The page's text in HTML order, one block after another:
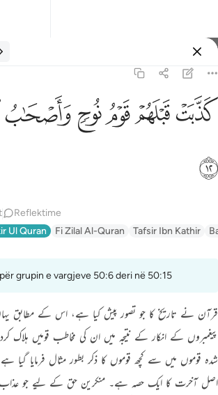
كذبت قبلهم قوم نوح
كَذَّبَتْ قَبْلَهُمْ قَوْمُ نُوحٍۢ
ﲫﲬﲭﲮﲯ
ﲲ
Reflektime
Ul Quran Fi Zilal Al-Quran Tafsir Ibn Kathir
grupin e vargjeve 50:6 deri në 50:15
قرآن نے تاریخ کا جو تصور پیش کیا ہے، اس کے مطابق
پیغمبروں کے انکار کے نتیجہ میں ان کی مخاطب قومیں ہلاک
شدہ قوموں میں سے کچھ قوموں کا ذکر بطور مثال فرمایا گیا
اصل آخرت کا ایک حصہ ہے۔ منکرین حق کے لیے جو